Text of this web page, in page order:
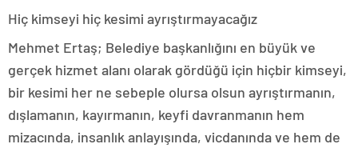
Hiç kimseyi hiç kesimi ayrıştırmayacağız
Mehmet Ertaş; Belediye başkanlığını en büyük ve
gerçek hizmet alanı olarak gördüğü için hiçbir kimseyi,
bir kesimi her ne sebeple olursa olsun ayrıştırmanın,
dışlamanın, kayırmanın, keyfi davranmanın hem
mizacında, insanlık anlayışında, vicdanında ve hem de